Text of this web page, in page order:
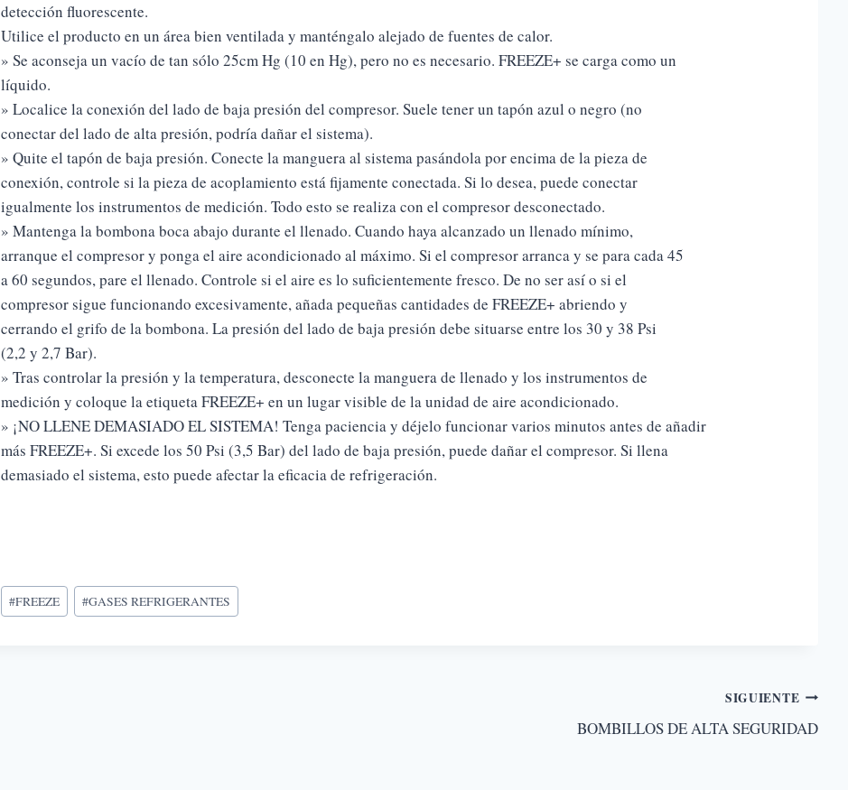
detección fluorescente.
Utilice el producto en un área bien ventilada y manténgalo alejado de fuentes de calor.
» Se aconseja un vacío de tan sólo 25cm Hg (10 en Hg), pero no es necesario. FREEZE+ se carga como un
líquido.
» Localice la conexión del lado de baja presión del compresor. Suele tener un tapón azul o negro (no
conectar del lado de alta presión, podría dañar el sistema).
» Quite el tapón de baja presión. Conecte la manguera al sistema pasándola por encima de la pieza de
conexión, controle si la pieza de acoplamiento está fijamente conectada. Si lo desea, puede conectar
igualmente los instrumentos de medición. Todo esto se realiza con el compresor desconectado.
» Mantenga la bombona boca abajo durante el llenado. Cuando haya alcanzado un llenado mínimo,
arranque el compresor y ponga el aire acondicionado al máximo. Si el compresor arranca y se para cada 45
a 60 segundos, pare el llenado. Controle si el aire es lo suficientemente fresco. De no ser así o si el
compresor sigue funcionando excesivamente, añada pequeñas cantidades de FREEZE+ abriendo y
cerrando el grifo de la bombona. La presión del lado de baja presión debe situarse entre los 30 y 38 Psi
(2,2 y 2,7 Bar).
» Tras controlar la presión y la temperatura, desconecte la manguera de llenado y los instrumentos de
medición y coloque la etiqueta FREEZE+ en un lugar visible de la unidad de aire acondicionado.
» ¡NO LLENE DEMASIADO EL SISTEMA! Tenga paciencia y déjelo funcionar varios minutos antes de añadir
más FREEZE+. Si excede los 50 Psi (3,5 Bar) del lado de baja presión, puede dañar el compresor. Si llena
demasiado el sistema, esto puede afectar la eficacia de refrigeración.
Etiquetas
de
#FREEZE #GASES REFRIGERANTES
SIGUIENTE
BOMBILLOS DE ALTA SEGURIDAD